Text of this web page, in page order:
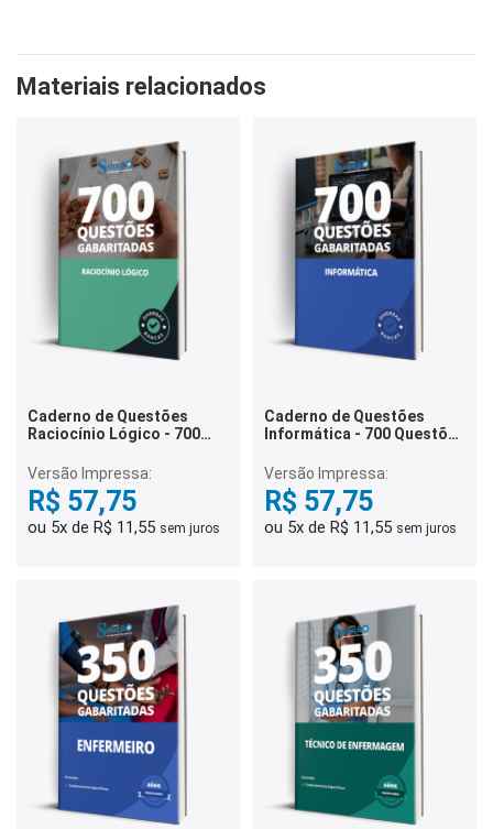
Materiais relacionados
Caderno de Questões
Raciocínio Lógico - 700
Versão Impressa:
R$ 57,75
ou 5x de R$ 11,55 sem juros
Caderno de Questões
Informática - 700 Questões
Versão Impressa:
R$ 57,75
ou 5x de R$ 11,55 sem juros